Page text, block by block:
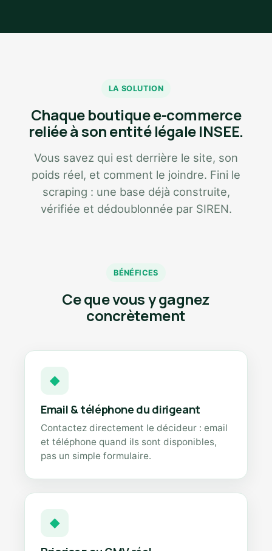
LA SOLUTION
Chaque boutique e-commerce
reliée à son entité légale INSEE.
Vous savez qui est derrière le site, son
poids réel, et comment le joindre. Fini le
scraping : une base déjà construite,
vérifiée et dédoublonnée par SIREN.
BÉNÉFICES
Ce que vous y gagnez
concrètement
◆
Email & téléphone du dirigeant
Contactez directement le décideur : email
et téléphone quand ils sont disponibles,
pas un simple formulaire.
◆